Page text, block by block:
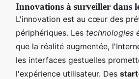
Innovations à surveiller dans
L'innovation est au cœur des
périphériques. Les technologies
que la réalité augmentée,
les interfaces gestuelles
l'expérience utilisateur. Des